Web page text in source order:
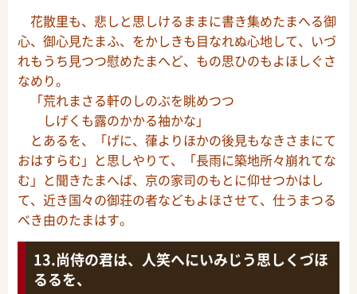
花散里も、悲しと思しけるままに書き集めたまへる御
心、御心見たまふ、をかしきも目なれぬ心地して、いづ
れもうち見つつ慰めたまへど、もの思ひのもよほしぐさ
なめり。
「荒れまさる軒のしのぶを眺めつつ
しげくも露のかかる袖かな」
とあるを、「げに、葎よりほかの後見もなきさまにて
おはすらむ」と思しやりて、「長雨に築地所々崩れてな
む」と聞きたまへば、京の家司のもとに仰せつかはし
て、近き国々の御荘の者などもよほさせて、仕うまつる
べき由のたまはす。
尚侍の君は、人笑へにいみじう思しくづほ
るるを、